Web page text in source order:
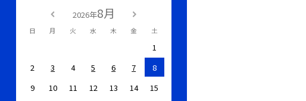
2026年8月
日 月 火 水 木 金 土
1
2
3 4 5 6 7
8
9
10 11 12 13 14
15